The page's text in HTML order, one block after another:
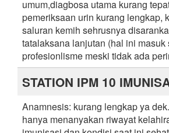
umum,diagbosa utama kurang
pemeriksaan urin kurang lengkap,
saluran kemih sehrusnya
tatalaksana lanjutan (hal ini masuk
profesionlisme meski tidak ada
STATION IPM 10
Anamnesis: kurang lengkap ya
hanya menanyakan riwayat